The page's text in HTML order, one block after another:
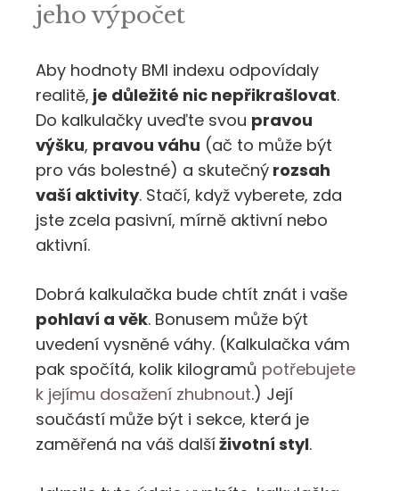
jeho výpočet
Aby hodnoty BMI indexu odpovídaly
realitě, je důležité nic nepřikrašlovat.
Do kalkulačky uveďte svou pravou
výšku, pravou váhu (ač to může být
pro vás bolestné) a skutečný rozsah
vaší aktivity. Stačí, když vyberete, zda
jste zcela pasivní, mírně aktivní nebo
aktivní.
Dobrá kalkulačka bude chtít znát i vaše
pohlaví a věk. Bonusem může být
uvedení vysněné váhy. (Kalkulačka vám
pak spočítá, kolik kilogramů potřebujete
k jejímu dosažení zhubnout.) Její
součástí může být i sekce, která je
zaměřená na váš dalšíživotní styl.